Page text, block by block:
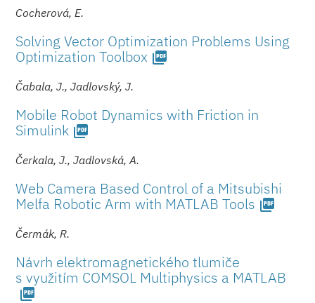
Cocherová, E.
Solving Vector Optimization Problems Using
Optimization Toolbox picture_as_pdf
Čabala, J., Jadlovský, J.
Mobile Robot Dynamics with Friction in
Simulink picture_as_pdf
Čerkala, J., Jadlovská, A.
Web Camera Based Control of a Mitsubishi
Melfa Robotic Arm with MATLAB Tools picture_as_pdf
Čermák, R.
Návrh elektromagnetického tlumiče
s využitím COMSOL Multiphysics a MATLAB
picture_as_pdf